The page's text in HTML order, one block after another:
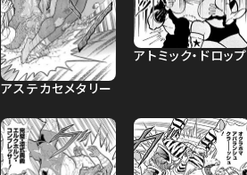
アステカセメタリー
アトミック・ドロップ